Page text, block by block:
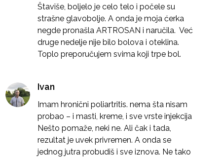
Štaviše, boljelo je celo telo i počele su
strašne glavobolje. A onda je moja ćerka
negde pronašla ARTROSAN i naručila. Već
druge nedelje nije bilo bolova i oteklina.
Toplo preporučujem svima koji trpe bol.
Ivan
Imam hronični poliartritis. nema šta nisam
probao – i masti, kreme, i sve vrste injekcija
Nešto pomaže, neki ne. Ali čak i tada,
rezultat je uvek privremen. A onda se
jednog jutra probudiš i sve iznova. Ne tako